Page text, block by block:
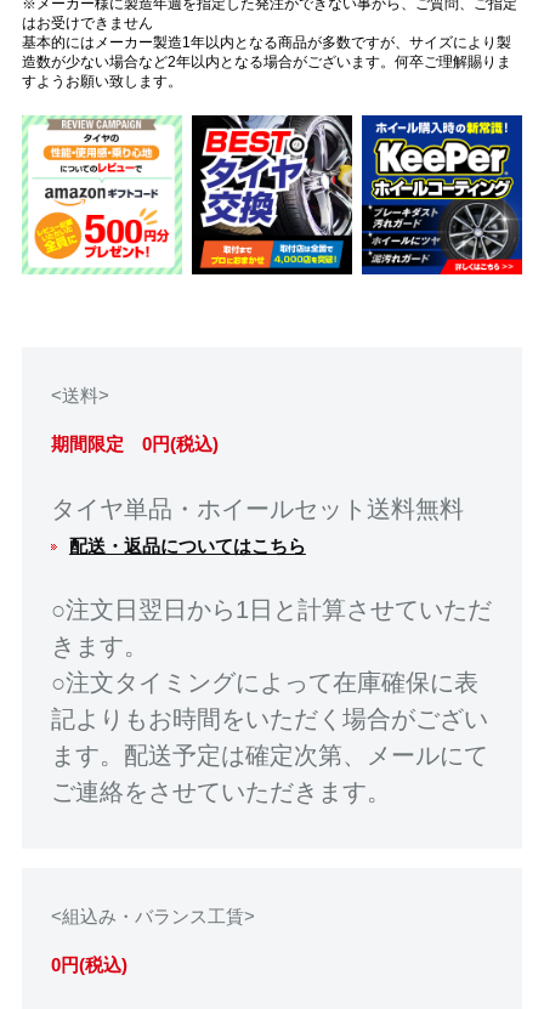
はお受けできません
基本的にはメーカー製造1年以内となる商品が多数ですが、サイズにより製
造数が少ない場合など2年以内となる場合がございます。何卒ご理解賜りま
すようお願い致します。
<送料>
期間限定 0円(税込)
タイヤ単品・ホイールセット送料無料
配送・返品についてはこちら
○注文日翌日から1日と計算させていただ
きます。
○注文タイミングによって在庫確保に表
記よりもお時間をいただく場合がござい
ます。配送予定は確定次第、メールにて
ご連絡をさせていただきます。
<組込み・バランス工賃>
0円(税込)